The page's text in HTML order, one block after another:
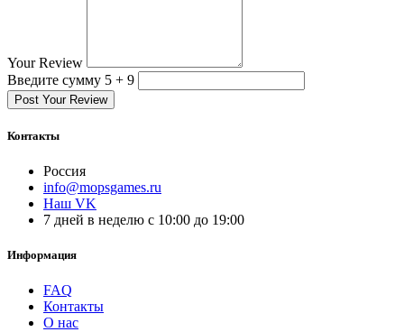
Your Review
Введите сумму 5 + 9
Post Your Review
Контакты
Россия
info@mopsgames.ru
Наш VK
7 дней в неделю с 10:00 до 19:00
Информация
FAQ
Контакты
О нас